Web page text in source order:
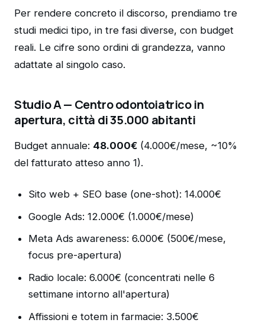
Per rendere concreto il discorso, prendiamo tre
studi medici tipo, in tre fasi diverse, con budget
reali. Le cifre sono ordini di grandezza, vanno
adattate al singolo caso.
Studio A — Centro odontoiatrico in
apertura, città di 35.000 abitanti
Budget annuale: 48.000€ (4.000€/mese, ~10%
del fatturato atteso anno 1).
Sito web + SEO base (one-shot): 14.000€
Google Ads: 12.000€ (1.000€/mese)
Meta Ads awareness: 6.000€ (500€/mese,
focus pre-apertura)
Radio locale: 6.000€ (concentrati nelle 6
settimane intorno all'apertura)
Affissioni e totem in farmacie: 3.500€